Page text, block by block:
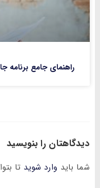
راهنمای جامع برنامه
دیدگاهتان را بنویسید
شما باید وارد شوید تا